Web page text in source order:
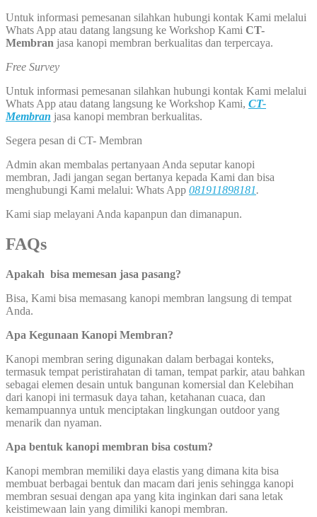
Untuk informasi pemesanan silahkan hubungi kontak Kami melalui
Whats App atau datang langsung ke Workshop Kami CT-
Membran jasa kanopi membran berkualitas dan terpercaya.
Free Survey
Untuk informasi pemesanan silahkan hubungi kontak Kami melalui
Whats App atau datang langsung ke Workshop Kami, CT-
Membran jasa kanopi membran berkualitas.
Segera pesan di CT- Membran
Admin akan membalas pertanyaan Anda seputar kanopi
membran, Jadi jangan segan bertanya kepada Kami dan bisa
menghubungi Kami melalui: Whats App 081911898181.
Kami siap melayani Anda kapanpun dan dimanapun.
FAQs
Apakah bisa memesan jasa pasang?
Bisa, Kami bisa memasang kanopi membran langsung di tempat
Anda.
Apa Kegunaan Kanopi Membran?
Kanopi membran sering digunakan dalam berbagai konteks,
termasuk tempat peristirahatan di taman, tempat parkir, atau bahkan
sebagai elemen desain untuk bangunan komersial dan Kelebihan
dari kanopi ini termasuk daya tahan, ketahanan cuaca, dan
kemampuannya untuk menciptakan lingkungan outdoor yang
menarik dan nyaman.
Apa bentuk kanopi membran bisa costum?
Kanopi membran memiliki daya elastis yang dimana kita bisa
membuat berbagai bentuk dan macam dari jenis sehingga kanopi
membran sesuai dengan apa yang kita inginkan dari sana letak
keistimewaan lain yang dimiliki kanopi membran.